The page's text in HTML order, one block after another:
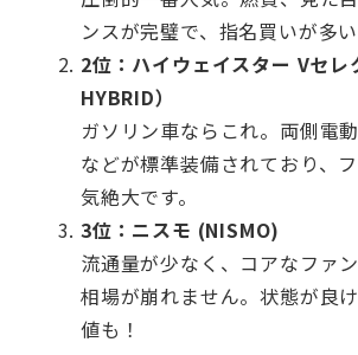
ンスが完璧で、指名買いが多い
2位：ハイウェイスター Vセ
HYBRID）
ガソリン車ならこれ。両側電
などが標準装備されており、
気絶大です。
3位：ニスモ (NISMO)
流通量が少なく、コアなファ
相場が崩れません。状態が良
値も！